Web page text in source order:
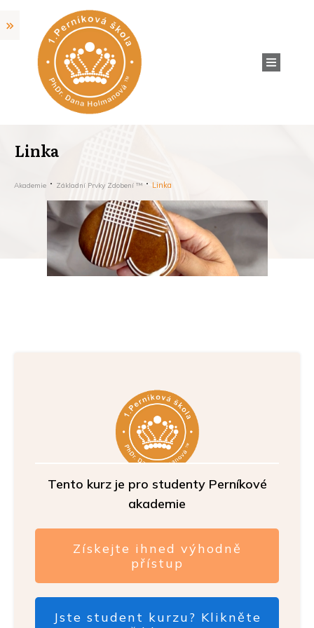
Linka
Akademie Základní Prvky Zdobení ™ Linka
Tento kurz je pro studenty Perníkové
akademie
Získejte ihned výhodně
přístup
Jste student kurzu? Klikněte